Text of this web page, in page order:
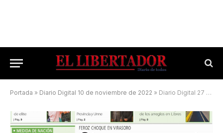
Portada » Diario Digital 10 de noviembre de 2022 » Diario Digital 27 de mayo de 2026